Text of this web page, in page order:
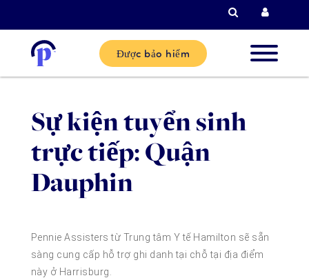
Tìm kiếm
Được bảo hiểm
hàng
Đối tác
Sự kiện tuyển sinh
trực tiếp: Quận
Dauphin
Pennie Assisters từ Trung tâm Y tế Hamilton sẽ sẵn
sàng cung cấp hỗ trợ ghi danh tại chỗ tại địa điểm
này ở Harrisburg.